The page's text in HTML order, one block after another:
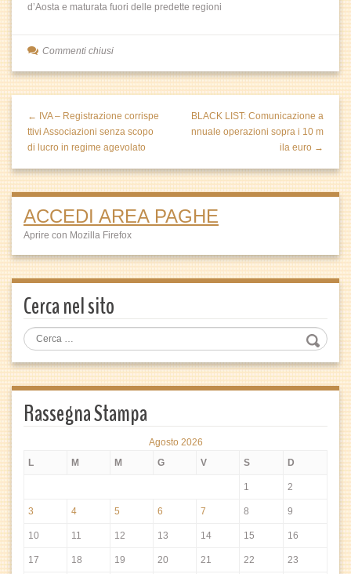
d’Aosta e maturata fuori delle predette regioni
Commenti chiusi
← IVA – Registrazione corrispe
ttivi Associazioni senza scopo
di lucro in regime agevolato
BLACK LIST: Comunicazione a
nnuale operazioni sopra i 10 m
ila euro →
ACCEDI AREA PAGHE
Aprire con Mozilla Firefox
Cerca nel sito
Rassegna Stampa
Agosto 2026
L
M M G V S D
1 2
3 4 5 6 7 8 9
10 11 12 13 14 15 16
17 18 19 20 21 22 23